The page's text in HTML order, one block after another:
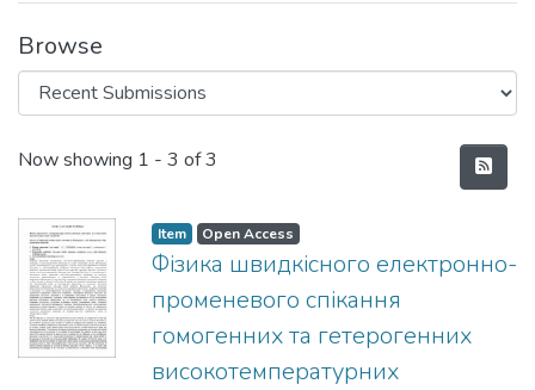
Browse
Recent Submissions
Now showing 1 - 3 of 3
Item Open Access
Фізика швидкісного електронно-
променевого спікання
гомогенних та гетерогенних
високотемпературних